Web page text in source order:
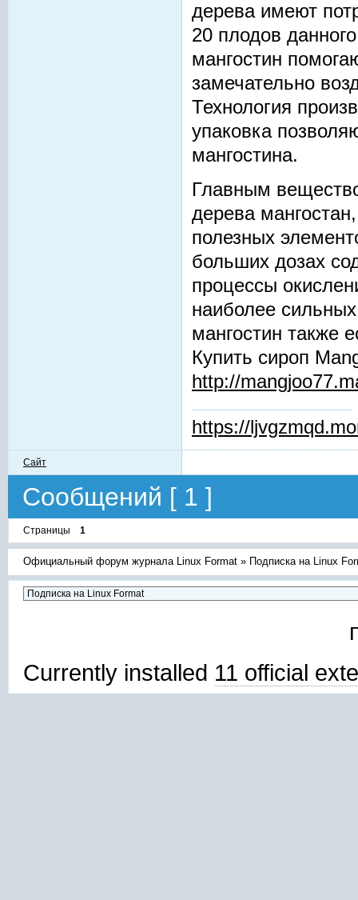
дерева имеют
20 плодов
мангостин
замечательно
Технология
упаковка
мангостина.
Главным
дерева
полезных
больших дозах
процессы
наиболее
мангостин также
Купить сироп
http://
https://
Сайт
Сообщений [ 1 ]
Страницы 1
Официальный форум журнала Linux Format » Подписка на Linux
Currently installed 11 official